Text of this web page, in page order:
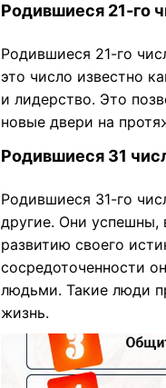
Родившиеся 21-го
Родившиеся 21-го
это число известно
и лидерство. Это
новые двери на
Родившиеся 31
Родившиеся 31-го
другие. Они
развитию своего
сосредоточенности
людьми. Такие люди
жизнь.